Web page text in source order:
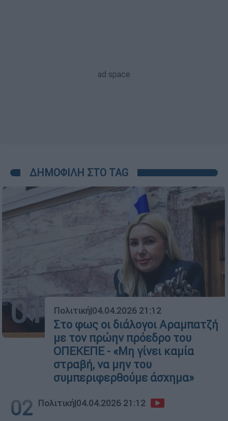
ΔΗΜΟΦΙΛΗ ΣΤΟ TAG
01 Πολιτική|04.04.2026 21:12
Στο φως οι διάλογοι Αραμπατζή
με τον πρώην πρόεδρο του
ΟΠΕΚΕΠΕ - «Μη γίνει καμία
στραβή, να μην του
συμπεριφερθούμε άσχημα»
02 Πολιτική|04.04.2026 21:12